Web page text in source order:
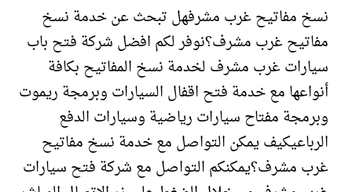
نسخ مفاتيح غرب مشرفهل تبحث عن خدمة نسخ
مفاتيح غرب مشرف؟نوفر لكم افضل شركة فتح باب
سيارات غرب مشرف لخدمة نسخ المفاتيح بكافة
أنواعها مع خدمة فتح اقفال السيارات وبرمجة ريموت
وبرمجة مفتاح سيارات رياضية وسيارات الدفع
الرباعيكيف يمكن التواصل مع خدمة نسخ مفاتيح
غرب مشرف؟يمكنكم التواصل مع شركة فتح سيارات